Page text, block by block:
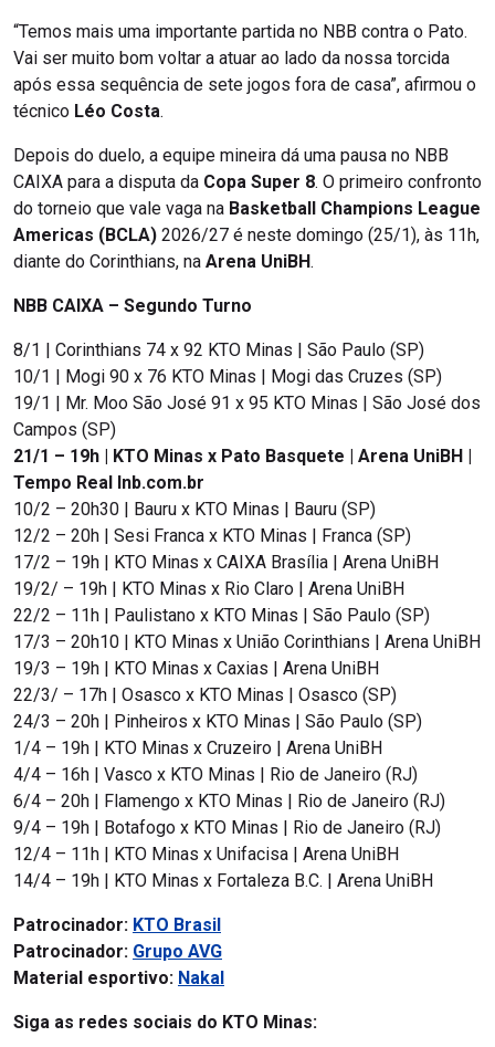
“Temos mais uma importante partida no NBB contra o Pato.
Vai ser muito bom voltar a atuar ao lado da nossa torcida
após essa sequência de sete jogos fora de casa”, afirmou o
técnico Léo Costa.
Depois do duelo, a equipe mineira dá uma pausa no NBB
CAIXA para a disputa da Copa Super 8. O primeiro confronto
do torneio que vale vaga na Basketball Champions League
Americas (BCLA) 2026/27 é neste domingo (25/1), às 11h,
diante do Corinthians, na Arena UniBH.
NBB CAIXA – Segundo Turno
8/1 | Corinthians 74 x 92 KTO Minas | São Paulo (SP)
10/1 | Mogi 90 x 76 KTO Minas | Mogi das Cruzes (SP)
19/1 | Mr. Moo São José 91 x 95 KTO Minas | São José dos
Campos (SP)
21/1 – 19h | KTO Minas x Pato Basquete | Arena UniBH |
Tempo Real lnb.com.br
10/2 – 20h30 | Bauru x KTO Minas | Bauru (SP)
12/2 – 20h | Sesi Franca x KTO Minas | Franca (SP)
17/2 – 19h | KTO Minas x CAIXA Brasília | Arena UniBH
19/2/ – 19h | KTO Minas x Rio Claro | Arena UniBH
22/2 – 11h | Paulistano x KTO Minas | São Paulo (SP)
17/3 – 20h10 | KTO Minas x União Corinthians | Arena UniBH
19/3 – 19h | KTO Minas x Caxias | Arena UniBH
22/3/ – 17h | Osasco x KTO Minas | Osasco (SP)
24/3 – 20h | Pinheiros x KTO Minas | São Paulo (SP)
1/4 – 19h | KTO Minas x Cruzeiro | Arena UniBH
4/4 – 16h | Vasco x KTO Minas | Rio de Janeiro (RJ)
6/4 – 20h | Flamengo x KTO Minas | Rio de Janeiro (RJ)
9/4 – 19h | Botafogo x KTO Minas | Rio de Janeiro (RJ)
12/4 – 11h | KTO Minas x Unifacisa | Arena UniBH
14/4 – 19h | KTO Minas x Fortaleza B.C. | Arena UniBH
Patrocinador: KTO Brasil
Patrocinador: Grupo AVG
Material esportivo: Nakal
Siga as redes sociais do KTO Minas: